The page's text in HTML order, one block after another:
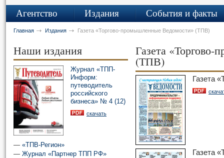
Агентство Издания События и факты
Главная Издания Газета «Торгово-промышленные Ведомости» (ТПВ)
Наши издания
Журнал «ТПП-
Информ:
путеводитель
российского
бизнеса» № 4 (12)
скачать
— «ТПВ-Регион»
— Журнал «Партнер ТПП РФ»
Газета
(ТПВ)
Газета
Газета